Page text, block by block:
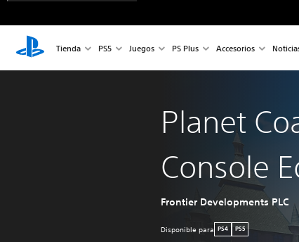
Tienda PS5 Juegos PS Plus Accesorios
Planet
Console
Frontier Developments PLC
Disponible para PS4 PS5